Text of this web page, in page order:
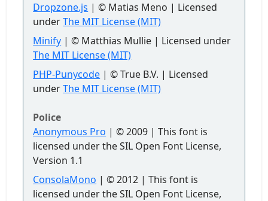
Dropzone.js | © Matias Meno | Licensed
underThe MIT License (MIT)
Minify | © Matthias Mullie | Licensed under
The MIT License (MIT)
PHP-Punycode | © True B.V. | Licensed
underThe MIT License (MIT)
Police
Anonymous Pro | © 2009 | This font is
licensed under the SIL Open Font License,
Version 1.1
ConsolaMono | © 2012 | This font is
licensed under the SIL Open Font License,